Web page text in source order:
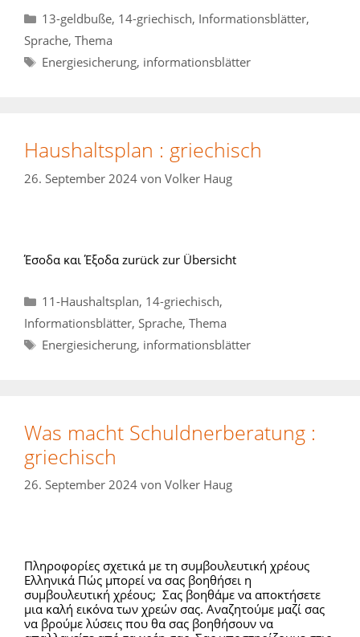
Kategorien
13-geldbuße, 14-griechisch, Informationsblätter,
Sprache, Thema
Schlagwörter
Energiesicherung, informationsblätter
Haushaltsplan : griechisch
26. September 2024 von Volker Haug
Έσοδα και Έξοδα zurück zur Übersicht
Kategorien
11-Haushaltsplan, 14-griechisch,
Informationsblätter, Sprache, Thema
Schlagwörter
Energiesicherung, informationsblätter
Was macht Schuldnerberatung :
griechisch
26. September 2024 von Volker Haug
Πληροφορίες σχετικά με τη συμβουλευτική χρέους
Ελληνικά Πώς μπορεί να σας βοηθήσει η
συμβουλευτική χρέους; Σας βοηθάμε να αποκτήσετε
μια καλή εικόνα των χρεών σας. Αναζητούμε μαζί σας
να βρούμε λύσεις που θα σας βοηθήσουν να